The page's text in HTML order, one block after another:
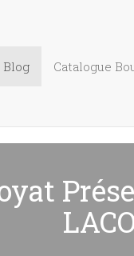
Blog Catalogue